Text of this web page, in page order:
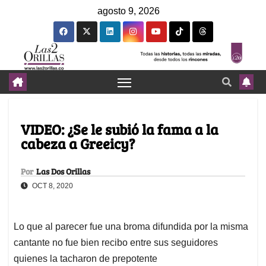
agosto 9, 2026
VIDEO: ¿Se le subió la fama a la
cabeza a Greeicy?
Por Las Dos Orillas
OCT 8, 2020
Lo que al parecer fue una broma difundida por la misma
cantante no fue bien recibo entre sus seguidores
quienes la tacharon de prepotente